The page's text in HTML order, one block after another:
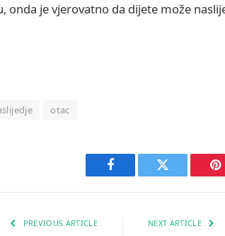
onda je vjerovatno da dijete može
otac
Facebook Twitter
PREVIOUS ARTICLE NEXT ARTICLE